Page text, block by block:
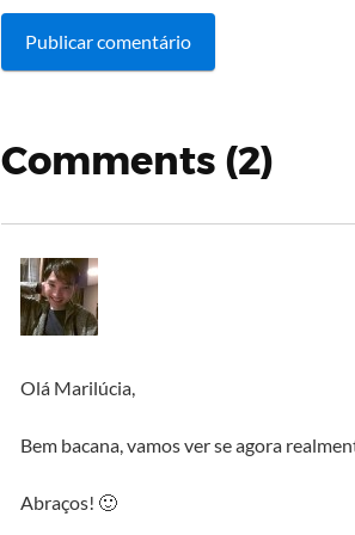
Comments (2)
Olá Marilúcia,
Bem bacana, vamos ver se agora
Abraços! 🙂